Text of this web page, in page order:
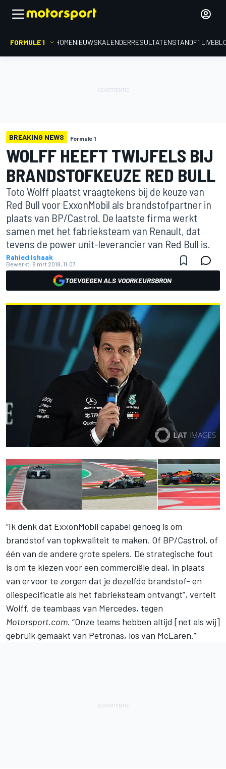
FORMULE 1 HOMENIEUWSKALENDERRESULTATENSTANDF1
BREAKING NEWS Formule 1
WOLFF HEEFT TWIJFELS BIJ
BRANDSTOFKEUZE RED BULL
Toto Wolff plaatst vraagtekens bij de keuze van
Red Bull voor ExxonMobil als brandstofpartner in
plaats van BP/Castrol. De laatste firma werkt
samen met het fabrieksteam van Renault, dat
tevens de power unit-leverancier van Red Bull is.
Rahied Ishaak
Bewerkt: 8 mrt 2018, 11:07
TOEVOEGEN ALS VOORKEURSBRON
“Ik denk dat ExxonMobil capabel genoeg is om
brandstof van topkwaliteit te maken. Of BP/Castrol, of
één van de andere grote spelers. De strategische fout
is om te kiezen voor een commerciële deal, in plaats
van ervoor te zorgen dat je dezelfde brandstof- en
oliespecificatie als het fabrieksteam ontvangt”, vertelt
Wolff, de teambaas van Mercedes, tegen
Motorsport.com. “Onze teams hebben altijd [net als wij]
gebruik gemaakt van Petronas, los van McLaren.”